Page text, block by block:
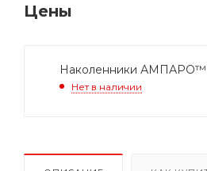
Цены
Наколенники АМПАРО™
Нет в наличии